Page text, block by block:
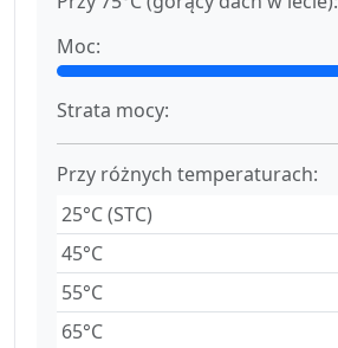
Moc:
Strata mocy:
Przy różnych temperaturach:
25°C (STC)
45°C
55°C
65°C